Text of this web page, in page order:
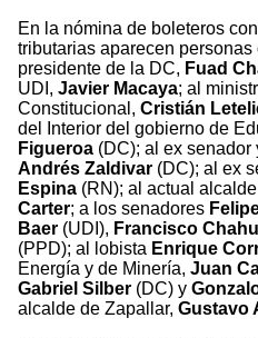
En la nómina de boleteros
tributarias aparecen
presidente de la DC, Fuad
UDI, Javier Macaya; al
Constitucional, Cristián
del Interior del gobierno de
Figueroa (DC); al ex senador
Andrés Zaldivar (DC); al ex
Espina (RN); al actual
Carter; a los senadores
Baer (UDI), Francisco
(PPD); al lobista Enrique
Energía y de Minería, Juan
Gabriel Silber (DC) y
alcalde de Zapallar, Gustavo